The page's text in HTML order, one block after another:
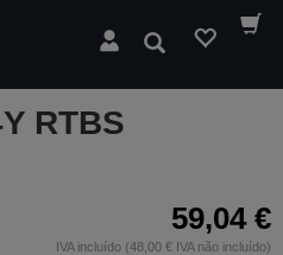
Pesquisar
RTBS
59,04 €
IVA incluído (48,00 € IVA não incluído)